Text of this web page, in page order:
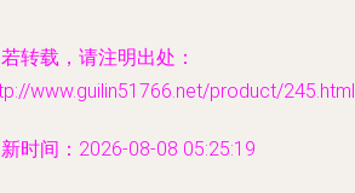
转载，请注明出处：
www.guilin51766.net/product/245.html
时间：2026-08-08 05:25:19